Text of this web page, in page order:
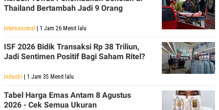
Thailand Bertambah Jadi 9 Orang
Internasional | 1 Jam 26 Menit lalu
ISF 2026 Bidik Transaksi Rp 38 Triliun,
Jadi Sentimen Positif Bagi Saham Ritel?
Industri | 1 Jam 35 Menit lalu
Tabel Harga Emas Antam 8 Agustus
2026 - Cek Semua Ukuran